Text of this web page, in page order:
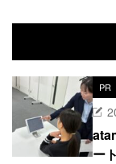
PR
ー